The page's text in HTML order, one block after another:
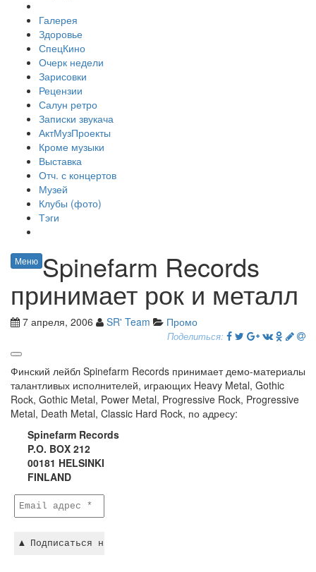
Галерея
Здоровье
СпецКино
Очерк недели
Зарисовки
Рецензии
Салун ретро
Записки звукача
АктМузПроекты
Кроме музыки
Выставка
Отч. с концертов
Музей
Клубы (фото)
Тэги
Меню Spinefarm Records
принимает рок и металл
7 апреля, 2006 SR' Team Промо
Поделиться:
Финский лейбл Spinefarm Records принимает демо-материалы
талантливых исполнителей, играющих Heavy Metal, Gothic
Rock, Gothic Metal, Power Metal, Progressive Rock, Progressive
Metal, Death Metal, Classic Hard Rock, по адресу:
Spinefarm Records
P.O. BOX 212
00181 HELSINKI
FINLAND